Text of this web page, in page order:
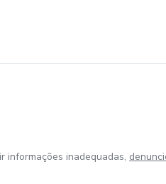
informações inadequadas,